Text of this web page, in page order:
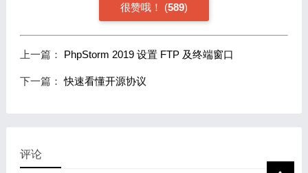
很赞哦！ (589)
上一篇： PhpStorm 2019 设置 FTP 及终端窗口
下一篇：快速看懂开源协议
评论